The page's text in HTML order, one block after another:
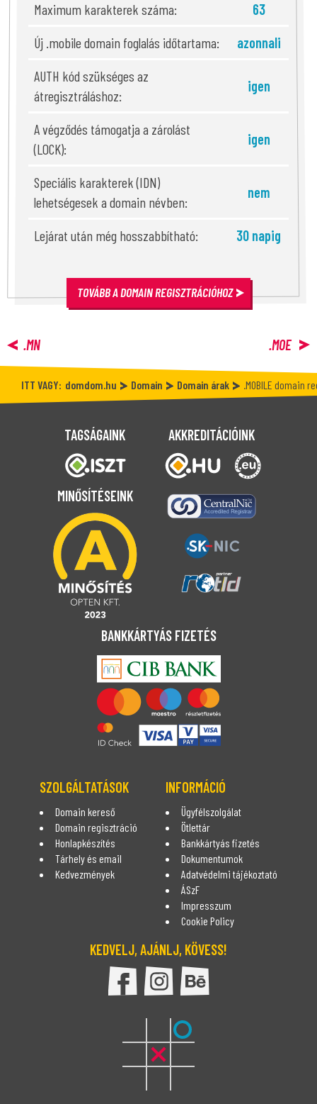
Maximum karakterek száma:
63
Új .mobile domain foglalás időtartama:
azonnali
AUTH kód szükséges az
átregisztráláshoz:
igen
A végződés támogatja a zárolást
(LOCK):
igen
Speciális karakterek (IDN)
lehetségesek a domain névben:
nem
Lejárat után még hosszabbítható: 30 napig
TOVÁBB A DOMAIN REGISZTRÁCIÓHOZ
.MN .MOE
ITT VAGY: domdom.hu Domain Domain árak .MOBILE domain
TAGSÁGAINK
MINŐSÍTÉSEINK
AKKREDITÁCIÓINK
BANKKÁRTYÁS FIZETÉS
SZOLGÁLTATÁSOK
Domain kereső
Domain regisztráció
Honlapkészítés
Tárhely és email
Kedvezmények
INFORMÁCIÓ
Ügyfélszolgálat
Ötlettár
Bankkártyás fizetés
Dokumentumok
Adatvédelmi tájékoztató
ÁSzF
Impresszum
Cookie Policy
KEDVELJ, AJÁNLJ, KÖVESS!
DomDom Facebook oldala